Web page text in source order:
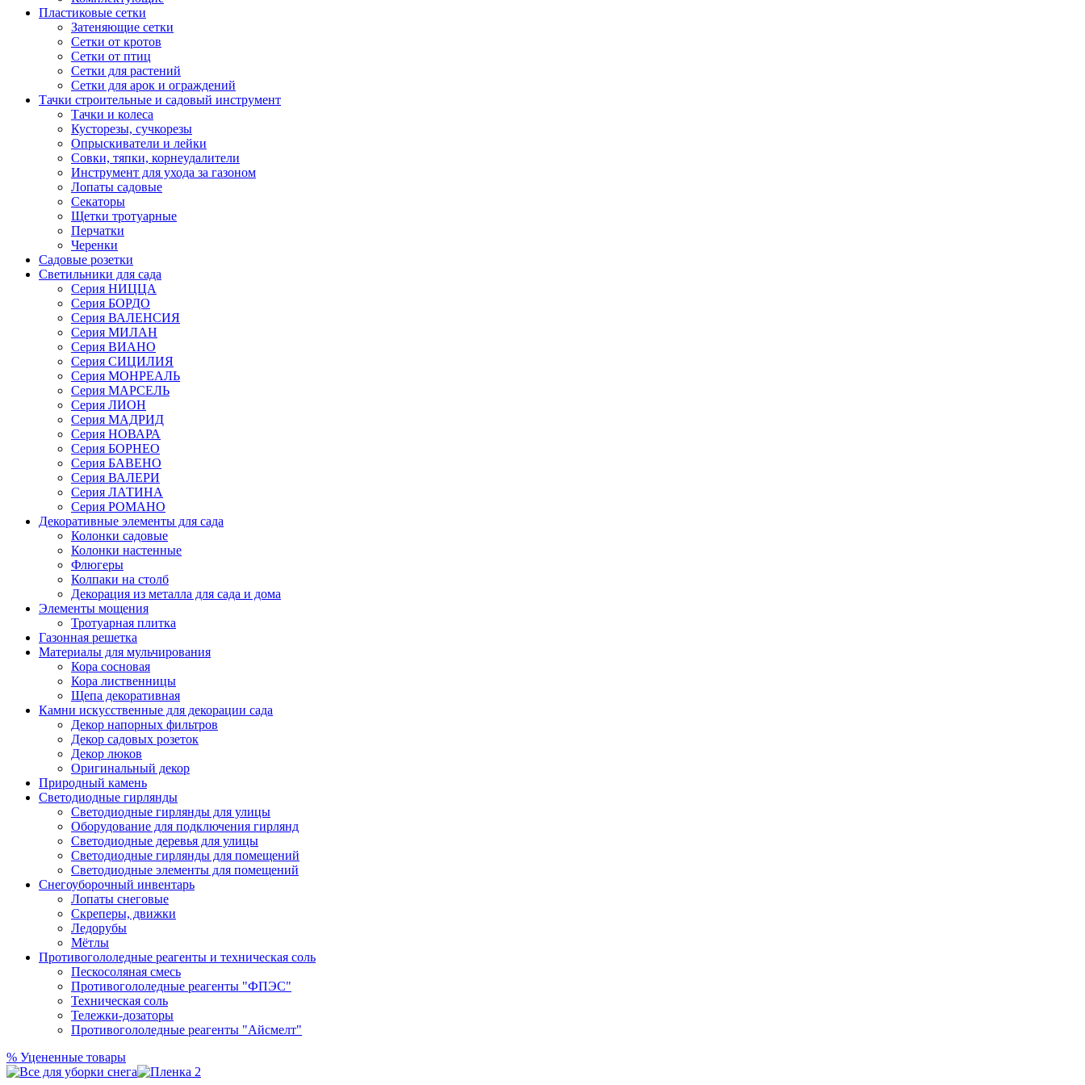
Пластиковые сетки
Затеняющие сетки
Сетки от кротов
Сетки от птиц
Сетки для растений
Сетки для арок и ограждений
Тачки строительные и садовый инструмент
Тачки и колеса
Кусторезы, сучкорезы
Опрыскиватели и лейки
Совки, тяпки, корнеудалители
Инструмент для ухода за газоном
Лопаты садовые
Секаторы
Щетки тротуарные
Перчатки
Черенки
Садовые розетки
Светильники для сада
Серия НИЦЦА
Серия БОРДО
Серия ВАЛЕНСИЯ
Серия МИЛАН
Серия ВИАНО
Серия СИЦИЛИЯ
Серия МОНРЕАЛЬ
Серия МАРСЕЛЬ
Серия ЛИОН
Серия МАДРИД
Серия НОВАРА
Серия БОРНЕО
Серия БАВЕНО
Серия ВАЛЕРИ
Серия ЛАТИНА
Серия РОМАНО
Декоративные элементы для сада
Колонки садовые
Колонки настенные
Флюгеры
Колпаки на столб
Декорация из металла для сада и дома
Элементы мощения
Тротуарная плитка
Газонная решетка
Материалы для мульчирования
Кора сосновая
Кора лиственницы
Щепа декоративная
Камни искусственные для декорации сада
Декор напорных фильтров
Декор садовых розеток
Декор люков
Оригинальный декор
Природный камень
Светодиодные гирлянды
Светодиодные гирлянды для улицы
Оборудование для подключения гирлянд
Светодиодные деревья для улицы
Светодиодные гирлянды для помещений
Светодиодные элементы для помещений
Снегоуборочный инвентарь
Лопаты снеговые
Скреперы, движки
Ледорубы
Мётлы
Противогололедные реагенты и техническая соль
Пескосоляная смесь
Противогололедные реагенты "ФПЭС"
Техническая соль
Тележки-дозаторы
Противогололедные реагенты "Айсмелт"
% Уцененные товары